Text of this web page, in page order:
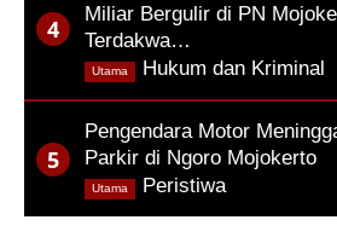
Miliar Bergulir di PN
Terdakwa…
Hukum dan Kriminal
Utama
Pengendara Motor
Parkir di Ngoro Mojokerto
Peristiwa,
Utama